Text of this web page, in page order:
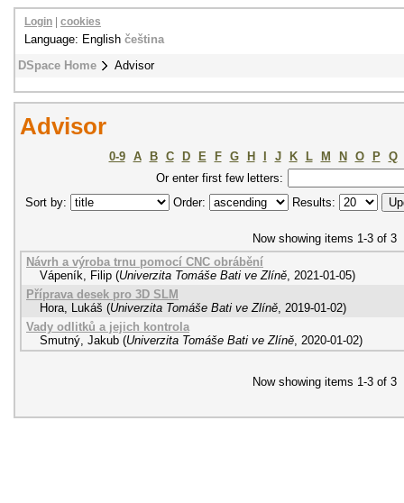
DSpace Home Advisor
Login cookies
Language: English čeština
Advisor
0-9 A B C D E F G H J K L M N O P
Q
Or enter first few letters:
Sort by:
Order: Results:
Now showing items 1-3 of 3
Návrh a výroba trnu pomocí CNC obrábění
Vápeník, Filip (Univerzita Tomáše Bati ve Zlíně, 2021-01-05)
Příprava desek pro 3D SLM
Hora, Lukáš (Univerzita Tomáše Bati ve Zlíně, 2019-01-02)
Vady odlitků a jejich kontrola
Smutný, Jakub (Univerzita Tomáše Bati ve Zlíně, 2020-01-02)
Now showing items 1-3 of 3